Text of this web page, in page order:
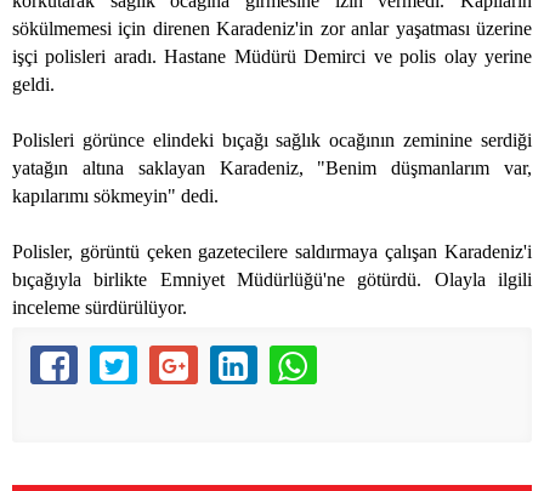
sökülmemesi için direnen Karadeniz'in zor anlar yaşatması üzerine
işçi polisleri aradı. Hastane Müdürü Demirci ve polis olay yerine
geldi.
Polisleri görünce elindeki bıçağı sağlık ocağının zeminine serdiği
yatağın altına saklayan Karadeniz, "Benim düşmanlarım var,
kapılarımı sökmeyin" dedi.
Polisler, görüntü çeken gazetecilere saldırmaya çalışan Karadeniz'i
bıçağıyla birlikte Emniyet Müdürlüğü'ne götürdü. Olayla ilgili
inceleme sürdürülüyor.